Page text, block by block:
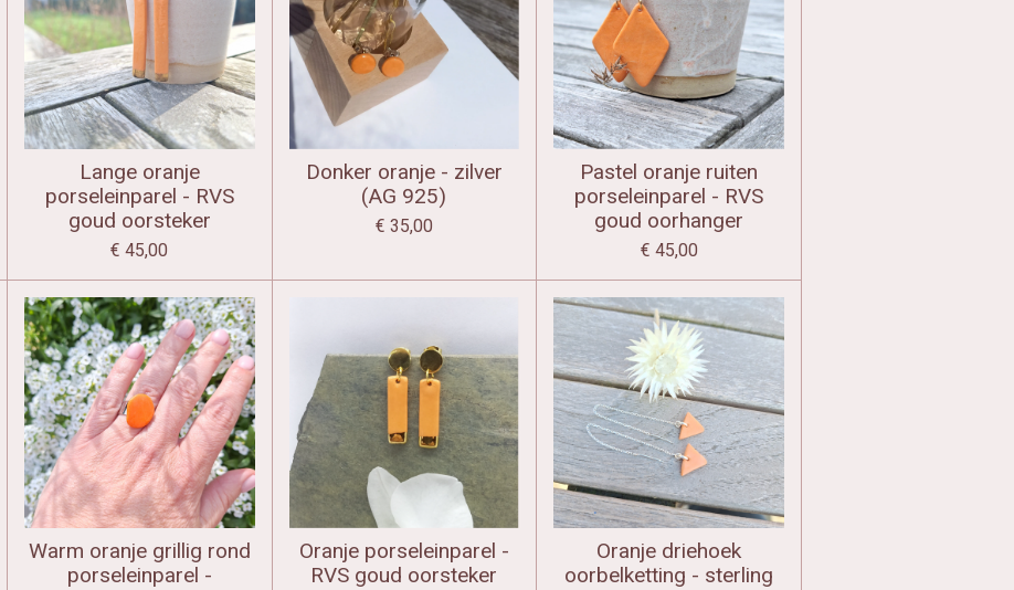
Lange oranje
porseleinparel - RVS
goud oorsteker
€ 45,00
Donker oranje - zilver
(AG 925)
€ 35,00
Pastel oranje ruiten
porseleinparel - RVS
goud oorhanger
€ 45,00
Warm oranje grillig rond
porseleinparel -
Oranje porseleinparel -
RVS goud oorsteker
Oranje driehoek
oorbelketting - sterling